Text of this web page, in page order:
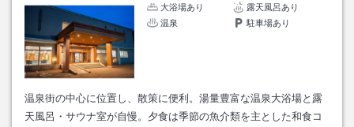
大浴場あり
露天風呂あり
温泉
駐車場あり
温泉街の中心に位置し、散策に便利。湯量豊富な温泉大浴場と露
天風呂・サウナ室が自慢。夕食は季節の魚介類を主とした和食コ